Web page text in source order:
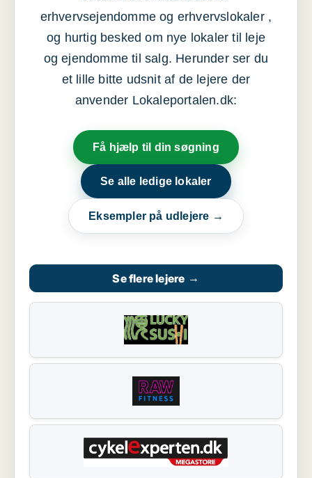
erhvervsejendomme og erhvervslokaler ,
og hurtig besked om nye lokaler til leje
og ejendomme til salg. Herunder ser du
et lille bitte udsnit af de lejere der
anvender Lokaleportalen.dk:
Få hjælp til din søgning
Se alle ledige lokaler
Eksempler på udlejere →
Se flere lejere →